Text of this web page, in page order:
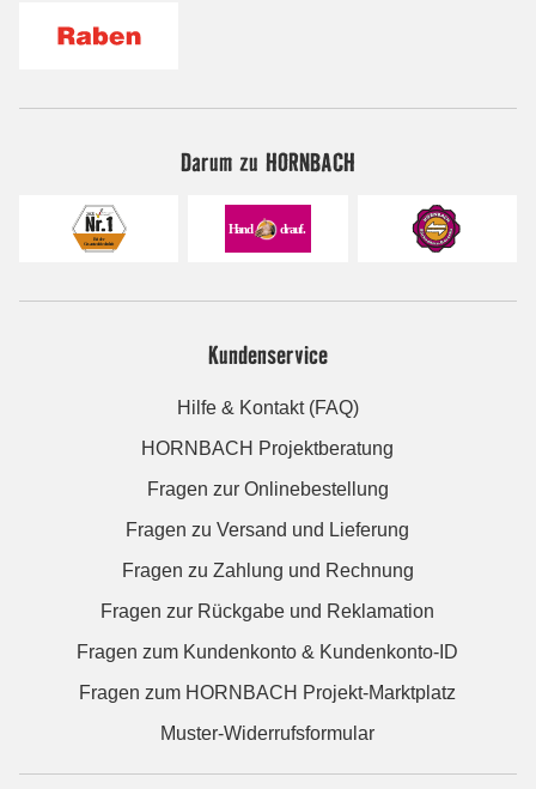
Darum zu HORNBACH
Kundenservice
Hilfe & Kontakt (FAQ)
HORNBACH Projektberatung
Fragen zur Onlinebestellung
Fragen zu Versand und Lieferung
Fragen zu Zahlung und Rechnung
Fragen zur Rückgabe und Reklamation
Fragen zum Kundenkonto & Kundenkonto-ID
Fragen zum HORNBACH Projekt-Marktplatz
Muster-Widerrufsformular